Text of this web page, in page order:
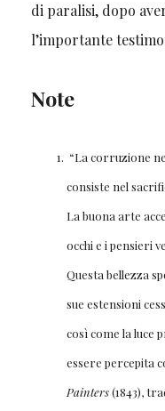
di paralisi, dopo
l’importante
Note
“La corruzione
consiste nel
La buona arte
occhi e i pensieri
Questa bellezza
sue estensioni
così come la luce
essere percepita
Painters(1843),